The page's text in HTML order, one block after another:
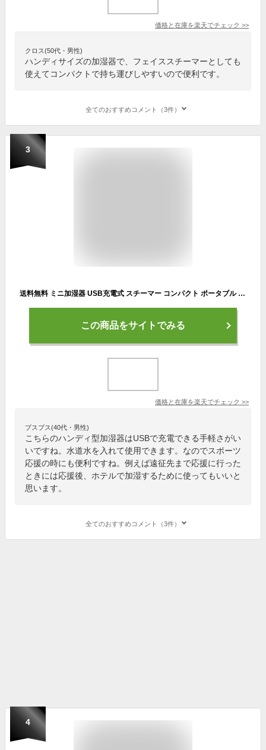
価格と在庫を楽天でチェック >>
クロス(50代・男性)
ハンディサイズの加湿器で、フェイススチーマーとしても
使えてコンパクトで持ち運びしやすいので便利です。
全てのおすすめコメント（3件）
3
送料無料 ミニ加湿器 USB充電式 スチーマー コンパクト ポータブル 加湿器 携帯用 持ち運び 卓上 光る 保湿 ミスト 潤う かわいい おしゃれ オフィス 卓上 ハンディ サイズ
この商品をサイトでみる
価格と在庫を楽天でチェック >>
プスプス(40代・男性)
こちらのハンディ型加湿器はUSBで充電できる手軽さがい
いですね。水道水を入れて使用できます。なのでスポーツ
応援の時にも便利ですね。例えば遠征先まで応援に行った
ときには応援後、ホテルで加湿するために使ってもいいと
思います。
全てのおすすめコメント（3件）
4